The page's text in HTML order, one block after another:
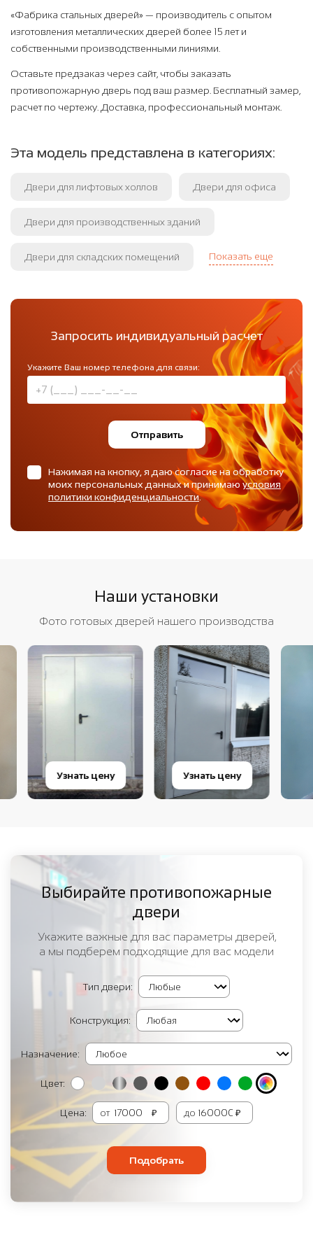
«Фабрика стальных дверей» — производитель с опытом
изготовления металлических дверей более 15 лет и
собственными производственными линиями.
Оставьте предзаказ через сайт, чтобы заказать
противопожарную дверь под ваш размер. Бесплатный замер,
расчет по чертежу. Доставка, профессиональный монтаж.
Эта модель представлена в категориях:
Двери для лифтовых холлов Двери для офиса
Двери для производственных зданий
Двери для складских помещений Показать еще
Запросить индивидуальный расчет
Укажите Ваш номер телефона для связи:
Отправить
Нажимая на кнопку, я даю согласие на обработку
моих персональных данных и принимаюусловия
политики конфиденциальности.
Наши установки
Фото готовых дверей нашего производства
Узнать цену Узнать цену
Выбирайте противопожарные
двери
Укажите важные для вас параметры дверей,
а мы подберем подходящие для вас модели
Тип двери:
Конструкция:
Назначение:
Цвет:
Цена: от ₽ до ₽
Подобрать